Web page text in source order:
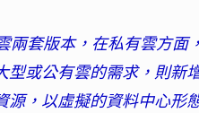
套版本，在私有雲方面
或公有雲的需求，則新
，以虛擬的資料中心形